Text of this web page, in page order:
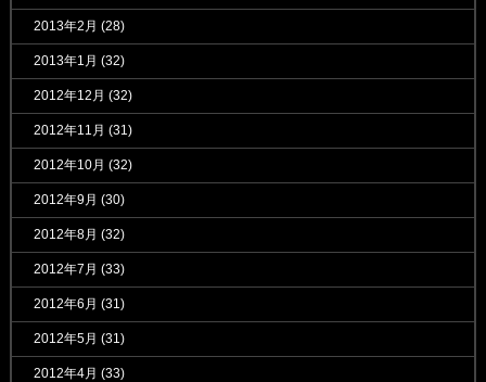
2013年2月 (28)
2013年1月 (32)
2012年12月 (32)
2012年11月 (31)
2012年10月 (32)
2012年9月 (30)
2012年8月 (32)
2012年7月 (33)
2012年6月 (31)
2012年5月 (31)
2012年4月 (33)